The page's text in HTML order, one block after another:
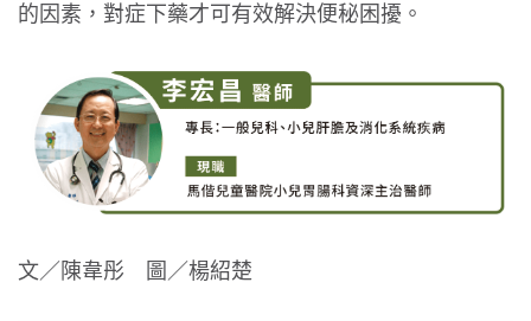
的因素，對症下藥才可有效解決便秘困擾。
文／陳韋彤 圖／楊紹楚